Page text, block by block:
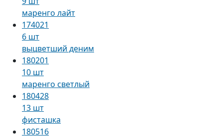
маренго лайт
174021
6 шт
выцветший деним
180201
10 шт
маренго светлый
180428
13 шт
фисташка
180516